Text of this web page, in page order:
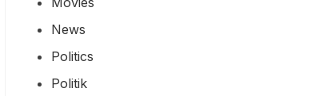
News
Politics
Politik